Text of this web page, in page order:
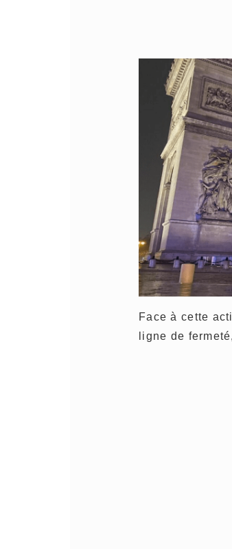
Face à cette
ligne de